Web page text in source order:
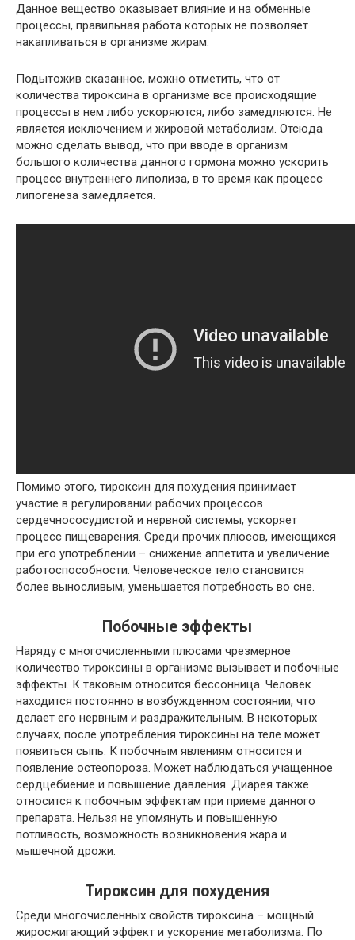
Данное вещество оказывает влияние и на обменные
процессы, правильная работа которых не позволяет
накапливаться в организме жирам.
Подытожив сказанное, можно отметить, что от
количества тироксина в организме все происходящие
процессы в нем либо ускоряются, либо замедляются. Не
является исключением и жировой метаболизм. Отсюда
можно сделать вывод, что при вводе в организм
большого количества данного гормона можно ускорить
процесс внутреннего липолиза, в то время как процесс
липогенеза замедляется.
Помимо этого, тироксин для похудения принимает
участие в регулировании рабочих процессов
сердечнососудистой и нервной системы, ускоряет
процесс пищеварения. Среди прочих плюсов, имеющихся
при его употреблении – снижение аппетита и увеличение
работоспособности. Человеческое тело становится
более выносливым, уменьшается потребность во сне.
Побочные эффекты
Наряду с многочисленными плюсами чрезмерное
количество тироксины в организме вызывает и побочные
эффекты. К таковым относится бессонница. Человек
находится постоянно в возбужденном состоянии, что
делает его нервным и раздражительным. В некоторых
случаях, после употребления тироксины на теле может
появиться сыпь. К побочным явлениям относится и
появление остеопороза. Может наблюдаться учащенное
сердцебиение и повышение давления. Диарея также
относится к побочным эффектам при приеме данного
препарата. Нельзя не упомянуть и повышенную
потливость, возможность возникновения жара и
мышечной дрожи.
Тироксин для похудения
Среди многочисленных свойств тироксина – мощный
жиросжигающий эффект и ускорение метаболизма. По